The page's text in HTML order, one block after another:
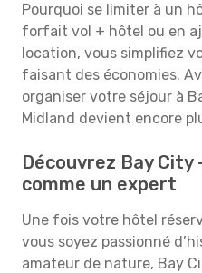
Pourquoi se limiter à un
forfait vol + hôtel ou en
location, vous simplifiez
faisant des économies.
organiser votre séjour à
Midland devient encore
Découvrez Bay City
comme un expert
Une fois votre hôtel
vous soyez passionné
amateur de nature, Bay